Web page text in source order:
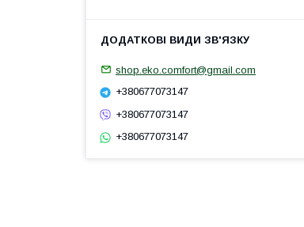
shop.eko.comfort@gmail.com
+380677073147
+380677073147
+380677073147